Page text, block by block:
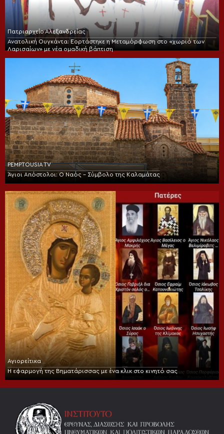
Πατριαρχείο Αλεξανδρείας
Ανατολική Ουγκάντα: Εορτάστηκε η Μεταμόρφωση στο «χωριό των
Λαρισαίων» με νέα ομαδική βάπτιση
PEMPTOUSIA TV
Άγιοι Απόστολοι: Ο Ναός – Σύμβολο της Καλαμάτας
Αγιορείτικα
Η εφαρμογή της Βηματάρισσας με ένα κλικ στο κινητό σας